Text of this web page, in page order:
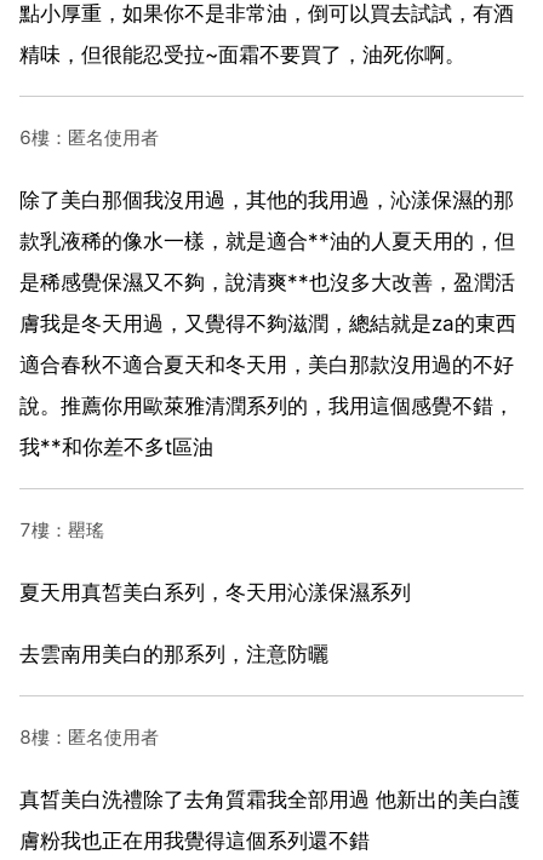
點小厚重，如果你不是非常油，倒可以買去試試，有酒
精味，但很能忍受拉~面霜不要買了，油死你啊。
6樓：匿名使用者
除了美白那個我沒用過，其他的我用過，沁漾保濕的那
款乳液稀的像水一樣，就是適合**油的人夏天用的，但
是稀感覺保濕又不夠，說清爽**也沒多大改善，盈潤活
膚我是冬天用過，又覺得不夠滋潤，總結就是za的東西
適合春秋不適合夏天和冬天用，美白那款沒用過的不好
說。推薦你用歐萊雅清潤系列的，我用這個感覺不錯，
我**和你差不多t區油
7樓：罌瑤
夏天用真皙美白系列，冬天用沁漾保濕系列
去雲南用美白的那系列，注意防曬
8樓：匿名使用者
真晳美白洗禮除了去角質霜我全部用過 他新出的美白護
膚粉我也正在用我覺得這個系列還不錯